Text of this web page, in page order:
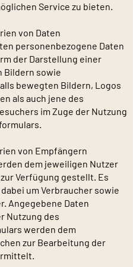
Service zu bieten.
von Daten
personenbezogene Daten
der Darstellung einer
Bildern sowie
bewegten Bildern, Logos
als auch jene des
im Zuge der Nutzung
von Empfängern
dem jeweiligen Nutzer
Verfügung gestellt. Es
um Verbraucher sowie
Angegebene Daten
Nutzung des
werden dem
zur Bearbeitung der